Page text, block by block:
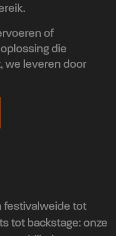
of
die
we leveren door
festivalweide tot
tot backstage: onze